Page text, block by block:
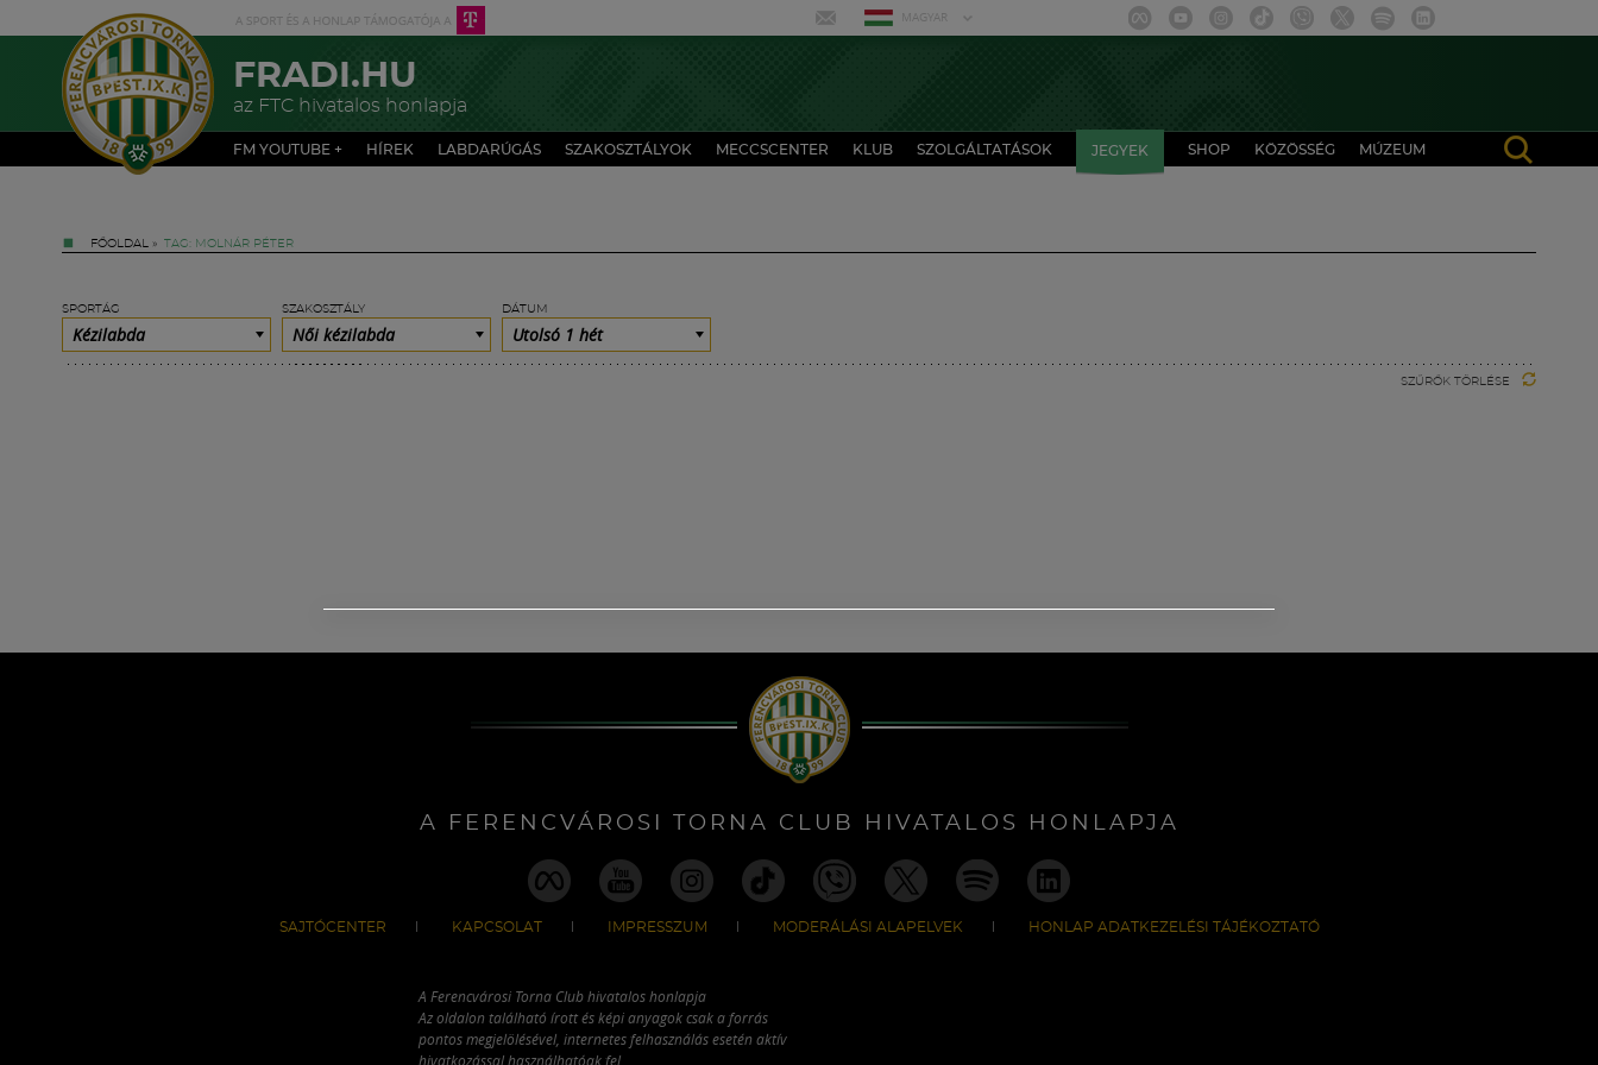
MAGYAR
FRADI.HU
az FTC hivatalos honlapja
FM YOUTUBE + HÍREK LABDARÚGÁS SZAKOSZTÁLYOK MECCSCENTER KLUB SZOLGÁLTATÁSOK JEGYEK SHOP KÖZÖSSÉG MÚZEUM
FŐOLDAL » TAG: MOLNÁR PÉTER
SPORTÁG
Kézilabda
SZAKOSZTÁLY
Női kézilabda
DÁTUM
Utolsó 1 hét
SZŰRŐK TÖRLÉSE
A FERENCVÁROSI TORNA CLUB HIVATALOS HONLAPJA
SAJTÓCENTER KAPCSOLAT IMPRESSZUM MODERÁLÁSI ALAPELVEK HONLAP ADATKEZELÉSI TÁJÉKOZTATÓ
A Ferencvárosi Torna Club hivatalos honlapja
Az oldalon található írott és képi anyagok csak a forrás
pontos megjelölésével, internetes felhasználás esetén aktív
hivatkozással használhatóak fel.